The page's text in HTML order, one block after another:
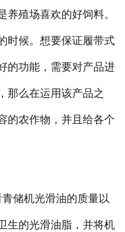
发货现场
厂房厂貌
客户留言
联系我们
养殖场喜欢的好饲料。
时候。想要保证履带式
的功能，需要对产品进
那么在运用该产品之
的农作物，并且给各个
储机光滑油的质量以
生的光滑油脂，并将机